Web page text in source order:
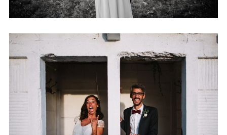
MARIAGE LA PLAGE DE LYS CHANTILLY
MARIAGE
+ OUVRIR